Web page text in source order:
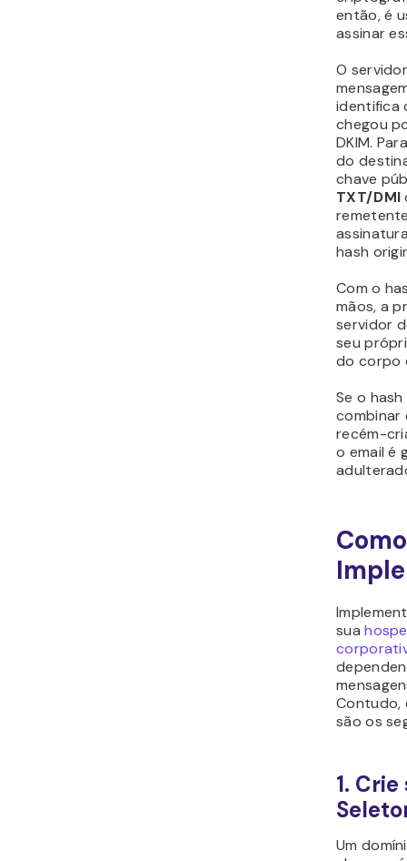
então, é
assinar
O
identifica
chegou
DKIM.
do
chave
TXT/DMI
hash
Com o
mãos, a
servidor
seu
do corpo
Se o hash
combinar
recém-
o email é
sua
Contudo,
são os
1.
Um